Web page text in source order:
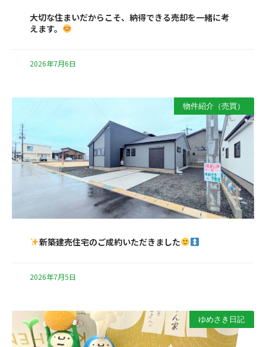
大切な住まいだからこそ、納得できる売却を一緒に考
えます。
2026年7月6日
物件紹介（売買）
新築建売住宅のご成約いただきました
2026年7月5日
ゆめさき日記